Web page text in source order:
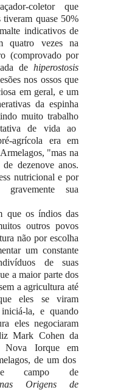
coletor que
tiveram quase 50%
indicativos de
quatro vezes na
(comprovado por
de hiperostosis
nos ossos que
em geral, e um
da espinha
muito trabalho
de vida ao
agrícola era em
"mas na
dezenove anos.
nutricional e por
gravemente sua
que os índios das
outros povos
não por escolha
um constante
de suas
a maior parte dos
a agricultura até
eles se viram
iniciá-la, e quando
eles negociaram
Mark Cohen da
Nova Iorque em
de um dos
campo de
nas Origens de